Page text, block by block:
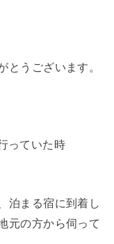
とうございます。
っていた時
泊まる宿に到着し
元の方から伺って